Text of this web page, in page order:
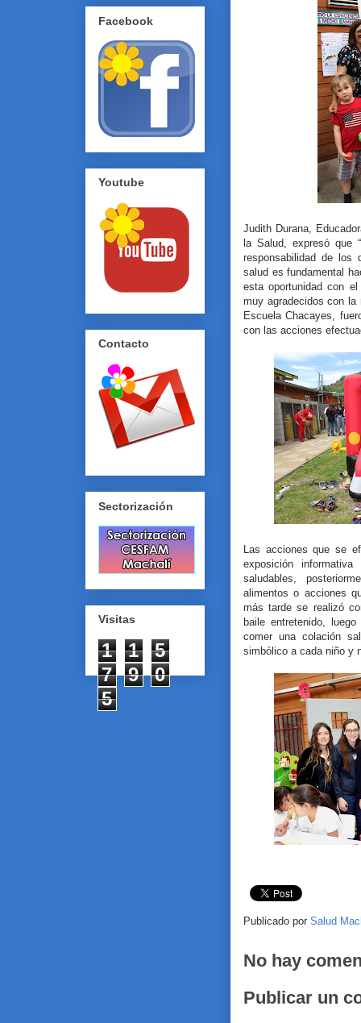
Judith Durana,
la Salud, expresó que
responsabilidad de
salud es fundamental
esta oportunidad con
muy agradecidos con la
Escuela Chacayes,
con las acciones
Las acciones que se
exposición
saludables,
alimentos o acciones
más tarde se realizó
baile entretenido,
comer una colación
simbólico a cada niño y
Publicado por Salud
No hay
Publicar un
Facebook
Youtube
Contacto
Sectorización
Visitas
1 1
5
7
9
0
5